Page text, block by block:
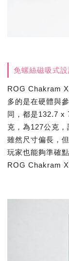
免螺絲磁吸式
ROG Chakram
多的是在硬體與
同，都是132.7 x
克，為127公克，
雖然尺寸偏長，
玩家也能夠準確
ROG Chakram X